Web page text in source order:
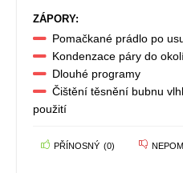
ZÁPORY:
Pomačkané prádlo po
Kondenzace páry do
Dlouhé programy
Čištění těsnění bubnu
použití
PŘÍNOSNÝ (0)